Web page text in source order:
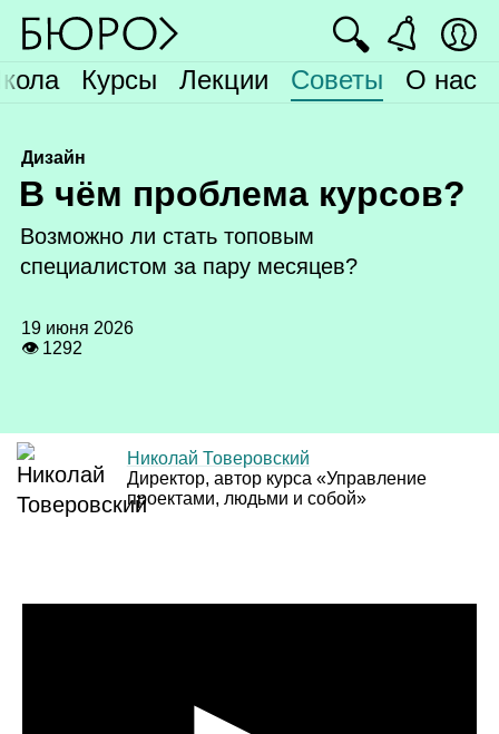
Курсы Лекции Советы О нас
🔍
Дизайн
В чём проблема курсов?
Возможно ли стать топовым
специалистом за пару месяцев?
19 июня 2026
👁 1292
Николай Товеровский
Директор, автор курса «Управление
проектами, людьми и собой»